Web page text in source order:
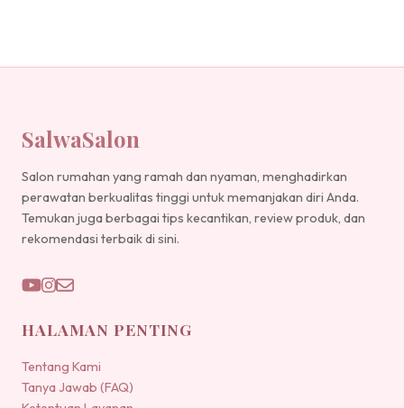
SalwaSalon
Salon rumahan yang ramah dan nyaman, menghadirkan
perawatan berkualitas tinggi untuk memanjakan diri Anda.
Temukan juga berbagai tips kecantikan, review produk, dan
rekomendasi terbaik di sini.
HALAMAN PENTING
Tentang Kami
Tanya Jawab (FAQ)